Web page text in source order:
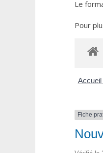
Le
Pour
Accueil
Fiche